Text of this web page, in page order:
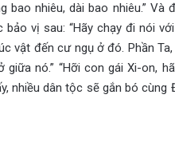
bao nhiêu, dài bao nhiêu.”
vị sau: “Hãy chạy đi nói
vật đến cư ngụ ở đó. Phần
giữa nó.” “Hỡi con gái Xi-on,
nhiều dân tộc sẽ gắn bó